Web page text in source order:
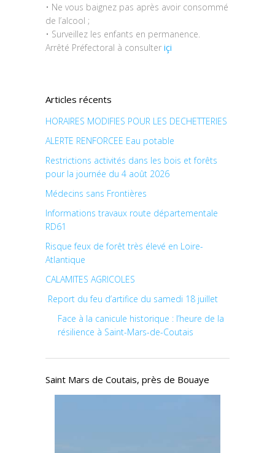
• Ne vous baignez pas après avoir consommé
de l’alcool ;
• Surveillez les enfants en permanence.
Arrêté Préfectoral à consulter içi
Articles récents
HORAIRES MODIFIES POUR LES DECHETTERIES
ALERTE RENFORCEE Eau potable
Restrictions activités dans les bois et forêts
pour la journée du 4 août 2026
Médecins sans Frontières
Informations travaux route départementale
RD61
Risque feux de forêt très élevé en Loire-
Atlantique
CALAMITES AGRICOLES
Report du feu d’artifice du samedi 18 juillet
Face à la canicule historique : l’heure de la
résilience à Saint-Mars-de-Coutais
Saint Mars de Coutais, près de Bouaye